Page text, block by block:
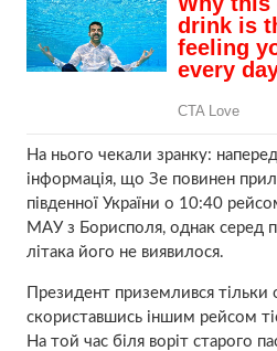
На нього чекали зранку:
інформація, що Зе повинен
південної України о 10:40
МАУ з Борисполя, однак серед
літака його не виявилося.
Президент приземлився тільки
скориставшись іншим рейсом
На той час біля воріт старого